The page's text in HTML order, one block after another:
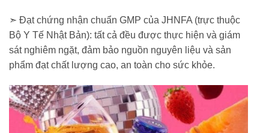
➣ Đạt chứng nhận chuẩn GMP của JHNFA (trực thuộc
Bộ Y Tế Nhật Bản): tất cả đều được thực hiện và giám
sát nghiêm ngặt, đảm bảo nguồn nguyên liệu và sản
phẩm đạt chất lượng cao, an toàn cho sức khỏe.